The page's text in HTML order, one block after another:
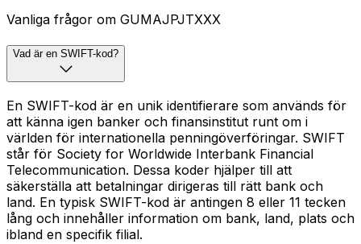
Vanliga frågor om GUMAJPJTXXX
Vad är en SWIFT-kod?
En SWIFT-kod är en unik identifierare som används för
att känna igen banker och finansinstitut runt om i
världen för internationella penningöverföringar. SWIFT
står för Society for Worldwide Interbank Financial
Telecommunication. Dessa koder hjälper till att
säkerställa att betalningar dirigeras till rätt bank och
land. En typisk SWIFT-kod är antingen 8 eller 11 tecken
lång och innehåller information om bank, land, plats och
ibland en specifik filial.